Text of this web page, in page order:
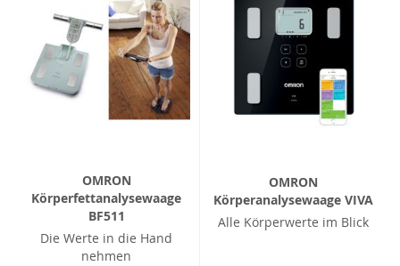
OMRON
Körperfettanalysewaage
BF511
Die Werte in die Hand
nehmen
OMRON
Körperanalysewaage VIVA
Alle Körperwerte im Blick